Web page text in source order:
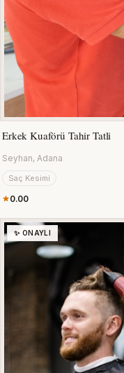
Erkek Kuaförü Tahir Tatli
Seyhan, Adana
Saç Kesimi
0.00
✨ ONAYLI